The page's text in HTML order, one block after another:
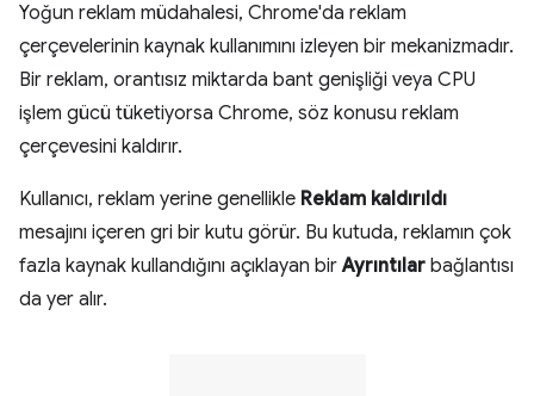
Yoğun reklam müdahalesi, Chrome'da reklam
çerçevelerinin kaynak kullanımını izleyen bir mekanizmadır.
Bir reklam, orantısız miktarda bant genişliği veya CPU
işlem gücü tüketiyorsa Chrome, söz konusu reklam
çerçevesini kaldırır.
Kullanıcı, reklam yerine genellikle Reklam kaldırıldı
mesajını içeren gri bir kutu görür. Bu kutuda, reklamın çok
fazla kaynak kullandığını açıklayan birAyrıntılar bağlantısı
da yer alır.